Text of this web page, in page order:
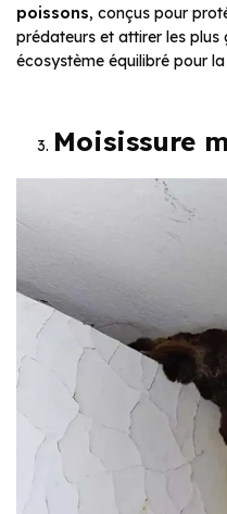
poissons, conçus pour
prédateurs et attirer les plus
écosystème équilibré pour la
Moisissure